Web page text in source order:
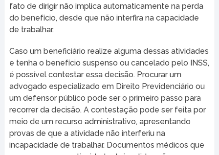
fato de dirigir não implica automaticamente na perda
do benefício, desde que não interfira na capacidade
de trabalhar.
Caso um beneficiário realize alguma dessas atividades
e tenha o benefício suspenso ou cancelado pelo INSS,
é possível contestar essa decisão. Procurar um
advogado especializado em Direito Previdenciário ou
um defensor público pode ser o primeiro passo para
recorrer da decisão. A contestação pode ser feita por
meio de um recurso administrativo, apresentando
provas de que a atividade não interferiu na
incapacidade de trabalhar. Documentos médicos que